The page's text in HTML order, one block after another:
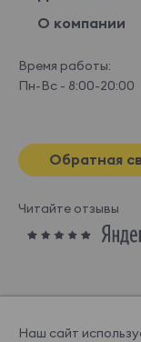
О компании
Время работы:
Пн-Вс - 8:00-20:00
Обратная
Читайте отзывы
Наш сайт